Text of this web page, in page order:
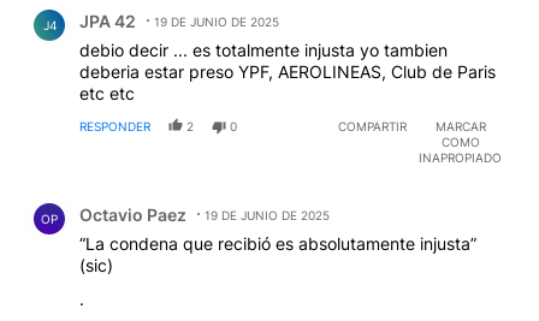
J4 JPA 42 19 DE JUNIO DE 2025
debio decir ... es totalmente injusta yo tambien
deberia estar preso YPF, AEROLINEAS, Club de Paris
etc etc
RESPONDER 2 0 COMPARTIR
MARCAR
COMO
INAPROPIADO
OP Octavio Paez 19 DE JUNIO DE 2025
“La condena que recibió es absolutamente injusta”
(sic)
.